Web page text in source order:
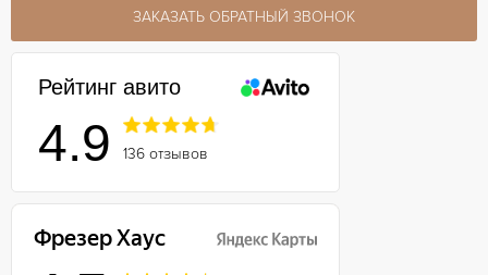
ЗАКАЗАТЬ ОБРАТНЫЙ ЗВОНОК
Рейтинг авито
4.9 136 отзывов